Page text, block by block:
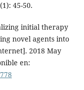
45-50.
initial therapy
novel agents into
2018 May
en: